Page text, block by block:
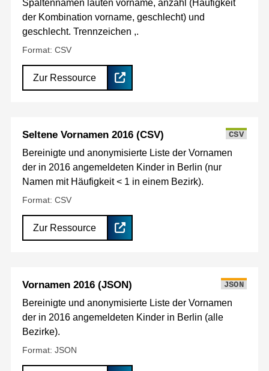
Spaltennamen lauten vorname, anzahl (Häufigkeit
der Kombination vorname, geschlecht) und
geschlecht. Trennzeichen ,.
Format: CSV
Zur Ressource
Seltene Vornamen 2016 (CSV) CSV
Bereinigte und anonymisierte Liste der Vornamen
der in 2016 angemeldeten Kinder in Berlin (nur
Namen mit Häufigkeit < 1 in einem Bezirk).
Format: CSV
Zur Ressource
Vornamen 2016 (JSON) JSON
Bereinigte und anonymisierte Liste der Vornamen
der in 2016 angemeldeten Kinder in Berlin (alle
Bezirke).
Format: JSON